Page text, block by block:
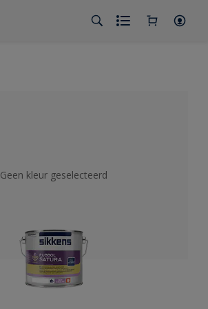
Geen kleur geselecteerd